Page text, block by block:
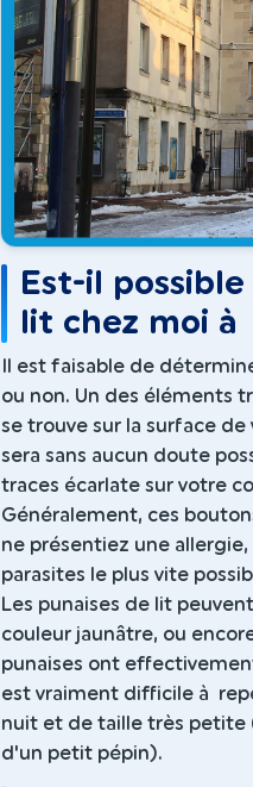
Est-il
lit chez moi
Il est faisable de
ou non. Un des éléments
se trouve sur la surface
sera sans aucun doute
traces écarlate sur votre
Généralement, ces
ne présentiez une
parasites le plus vite
Les punaises de lit
couleur jaunâtre, ou
punaises ont
est vraiment difficile à
nuit et de taille très petite
d'un petit pépin).